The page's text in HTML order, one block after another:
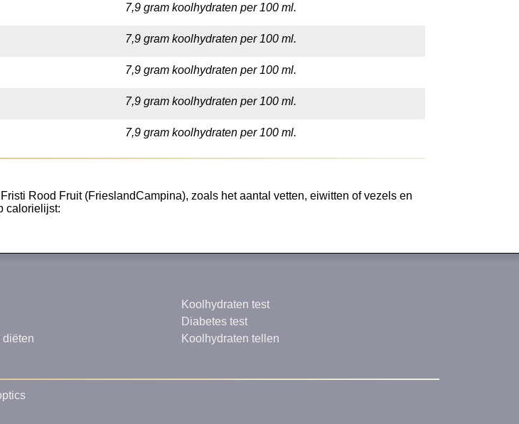
7,9 gram koolhydraten per 100 ml.
7,9 gram koolhydraten per 100 ml.
7,9 gram koolhydraten per 100 ml.
7,9 gram koolhydraten per 100 ml.
7,9 gram koolhydraten per 100 ml.
Rood Fruit (FrieslandCampina), zoals het aantal vetten, eiwitten of vezels en
calorielijst:
diëten
Koolhydraten test
Diabetes test
Koolhydraten tellen